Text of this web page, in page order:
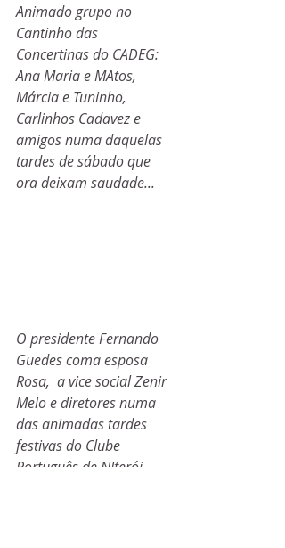
Animado grupo no
Cantinho das
Concertinas do CADEG:
Ana Maria e MAtos,
Márcia e Tuninho,
Carlinhos Cadavez e
amigos numa daquelas
tardes de sábado que
ora deixam saudade...
O presidente Fernando
Guedes coma esposa
Rosa,  a vice social Zenir
Melo e diretores numa
das animadas tardes
festivas do Clube
Português de NIterói,